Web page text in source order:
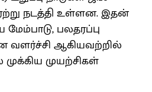
நடத்தி உள்ளன. இதன்
பலதரப்பு
வளர்ச்சி ஆகியவற்றில்
முயற்சிகள்